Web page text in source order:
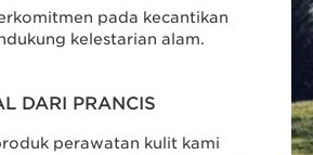
pada kecantikan
kelestarian alam.
DARI PRANCIS
perawatan kulit kami